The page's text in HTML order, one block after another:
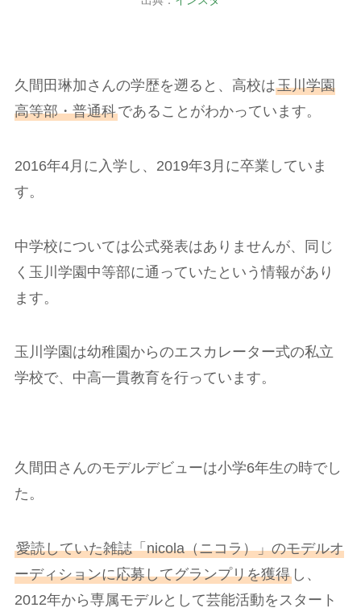
久間田琳加さんの学歴を遡ると、高校は玉川学園
高等部・普通科であることがわかっています。
2016年4月に入学し、2019年3月に卒業していま
す。
中学校については公式発表はありませんが、同じ
く玉川学園中等部に通っていたという情報があり
ます。
玉川学園は幼稚園からのエスカレーター式の私立
学校で、中高一貫教育を行っています。
久間田さんのモデルデビューは小学6年生の時でし
た。
愛読していた雑誌「nicola（ニコラ）」のモデルオ
ーディションに応募してグランプリを獲得し、
2012年から専属モデルとして芸能活動をスタート